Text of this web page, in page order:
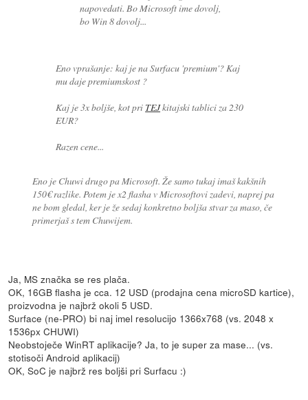
napovedati. Bo Microsoft ime dovolj,
bo Win 8 dovolj...
Eno vprašanje: kaj je na Surfacu 'premium'? Kaj
mu daje premiumskost ?
Kaj je 3x boljše, kot pri TEJkitajski tablici za 230
EUR?
Razen cene...
Eno je Chuwi drugo pa Microsoft. Že samo tukaj imaš kakšnih
150€ razlike. Potem je x2 flasha v Microsoftovi zadevi, naprej pa
ne bom gledal, ker je že sedaj konkretno boljša stvar za maso, če
primerjaš s tem Chuwijem.
Ja, MS značka se res plača.
OK, 16GB flasha je cca. 12 USD (prodajna cena microSD kartice),
proizvodna je najbrž okoli 5 USD.
Surface (ne-PRO) bi naj imel resolucijo 1366x768 (vs. 2048 x
1536px CHUWI)
Neobstoječe WinRT aplikacije? Ja, to je super za mase... (vs.
stotisoči Android aplikacij)
OK, SoC je najbrž res boljši pri Surfacu :)